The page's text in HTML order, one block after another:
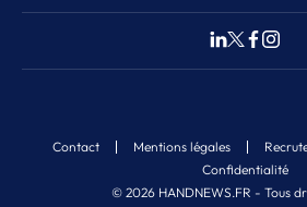
© 2026 HANDNEWS.FR - Tous
Contact Mentions légales
Confidentialité